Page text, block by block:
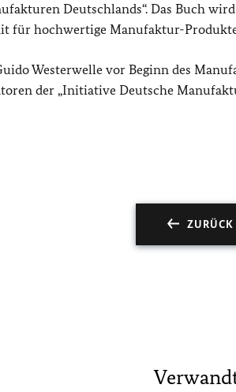
Deutschlands“. Das Buch wird
für hochwertige Manufaktur-
Westerwelle vor Beginn des
der „Initiative Deutsche